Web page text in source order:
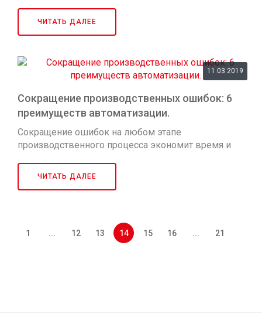
Цены на бумагу и чернила резко растут, а ИТ-
инфраструктура и рабочая сила стоят дорого.
ЧИТАТЬ ДАЛЕЕ
11.03.2019
Сокращение производственных ошибок: 6
преимуществ автоматизации.
Сокращение ошибок на любом этапе
производственного процесса экономит время и
Важное значение также имеет и контроль качества.
Обладая инструментами контроля качества,
ЧИТАТЬ ДАЛЕЕ
1 ... 12 13 14 15 16 ... 21